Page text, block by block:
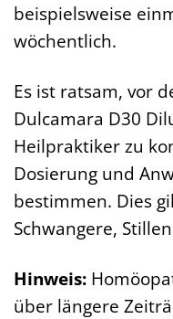
beispielsweise
wöchentlich.
Es ist ratsam, vor
Dulcamara D30
Heilpraktiker zu
Dosierung und
bestimmen. Dies
Schwangere,
Hinweis:
über längere